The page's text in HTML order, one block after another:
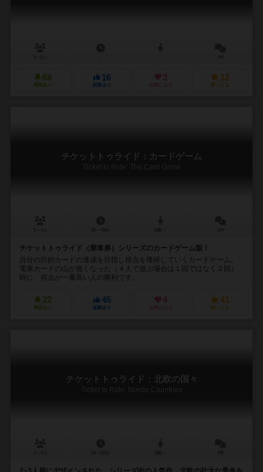
69
興味あり
16
経験あり
3
お気に入り
12
持ってる
チケットトゥライド：カードゲーム
Ticket to Ride: The Card Game
チケットトゥライド（乗車券）シリーズのカードゲーム版！
自分の目的カードの達成を目指し得点を獲得していくカードゲーム。
電車カードの山が無くなった（４人で遊ぶ場合は１回ではなく２回）
時に、得点が一番高い人の勝利です。
22
興味あり
45
経験あり
4
お気に入り
41
持ってる
チケットトゥライド：北欧の国々
Ticket to Ride: Nordic Countries